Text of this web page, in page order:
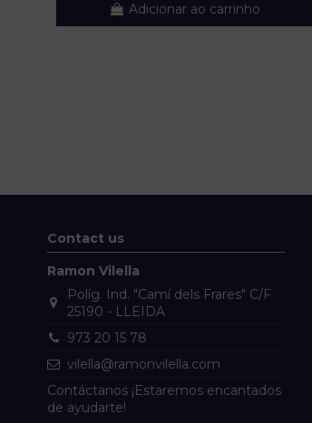
Adicionar ao carrinho
Contact us
Ramon Vilella
Políg. Ind. "Camí dels Frares" C/F
25190 - LLEIDA
973 20 15 78
vilella@ramonvilella.com
Contáctanos ¡Estaremos encantados
de ayudarte!